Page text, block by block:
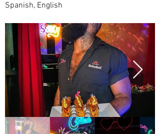
Spanish, English